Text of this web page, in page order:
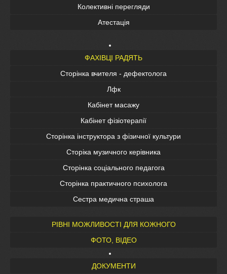
Колективні перегляди
Атестація
ФАХІВЦІ РАДЯТЬ
Сторінка вчителя - дефектолога
Лфк
Кабінет масажу
Кабінет фізіотерапії
Сторінка інструктора з фізичної культури
Сторіка музичного керівника
Сторінка соціального педагога
Сторінка практичного психолога
Сестра медична страша
РІВНІ МОЖЛИВОСТІ ДЛЯ КОЖНОГО
ФОТО, ВІДЕО
ДОКУМЕНТИ